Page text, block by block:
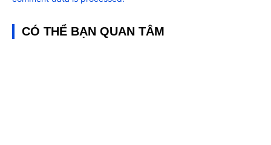
CÓ THỂ BẠN QUAN TÂM